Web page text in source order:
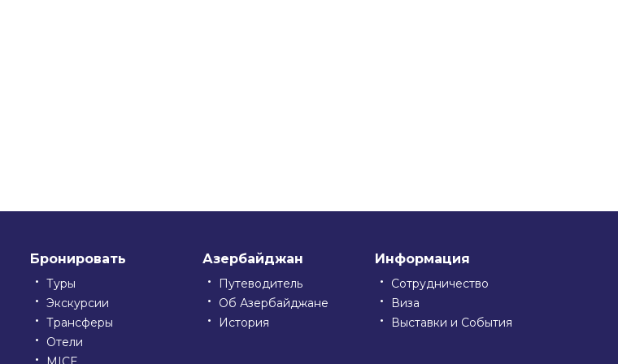
Бронировать
Туры
Экскурсии
Трансферы
Отели
Азербайджан
Путеводитель
Об Азербайджане
История
Информация
Сотрудничество
Виза
Выставки и События